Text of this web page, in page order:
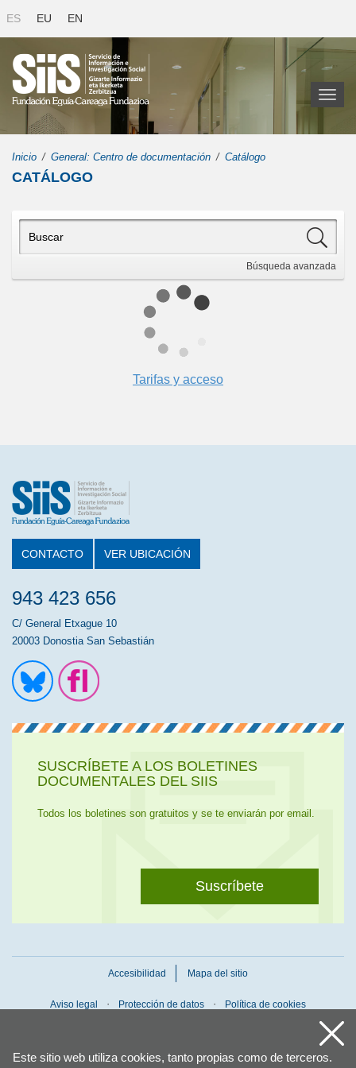
Este sitio web utiliza cookies, tanto propias como de terceros.
ES EU EN
Toggle
Búsqueda avanzada
Inicio General: Centro de documentación Catálogo
CATÁLOGO
Tarifas y acceso
CONTACTO VER UBICACIÓN
943 423 656
C/ General Etxague 10
20003 Donostia San Sebastián
SUSCRÍBETE A LOS BOLETINES
DOCUMENTALES DEL SIIS
Todos los boletines son gratuitos y se te enviarán por email.
Suscríbete
Accesibilidad Mapa del sitio
Aviso legal Protección de datos Política de cookies